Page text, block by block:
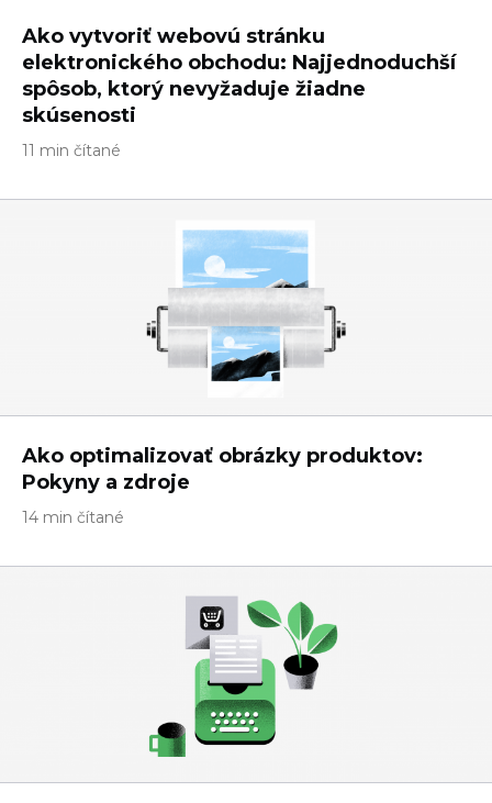
Ako vytvoriť webovú stránku
elektronického obchodu: Najjednoduchší
spôsob, ktorý nevyžaduje žiadne
skúsenosti
11 min čítané
Ako optimalizovať obrázky produktov:
Pokyny a zdroje
14 min čítané